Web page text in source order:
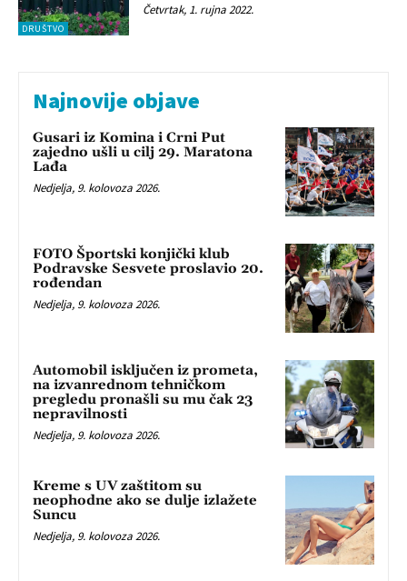
DRUŠTVO
Četvrtak, 1. rujna 2022.
Najnovije objave
Gusari iz Komina i Crni Put
zajedno ušli u cilj 29. Maratona
Lađa
Nedjelja, 9. kolovoza 2026.
FOTO Športski konjički klub
Podravske Sesvete proslavio 20.
rođendan
Nedjelja, 9. kolovoza 2026.
Automobil isključen iz prometa,
na izvanrednom tehničkom
pregledu pronašli su mu čak 23
nepravilnosti
Nedjelja, 9. kolovoza 2026.
Kreme s UV zaštitom su
neophodne ako se dulje izlažete
Suncu
Nedjelja, 9. kolovoza 2026.